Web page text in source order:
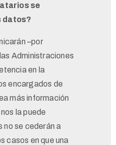
se
datos?
–por
Administraciones
en la
encargados de
más información
la puede
no se cederán a
casos en que una